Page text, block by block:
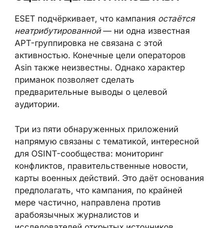
ESET подчёркивает, что кампания остаётся
неатрибутированной— ни одна известная
APT-группировка не связана с этой
активностью. Конечные цели операторов
Asin также неизвестны. Однако характер
приманок позволяет сделать
предварительные выводы о целевой
аудитории.
Три из пяти обнаруженных приложений
напрямую связаны с тематикой,
интересной для OSINT-сообщества:
мониторинг конфликтов,
правительственные новости, карты
военных действий. Это даёт основания
предполагать, что кампания, по крайней
мере частично, направлена против
арабоязычных журналистов и